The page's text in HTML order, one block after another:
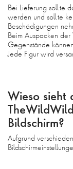
Bei Lieferung sollte
werden und sollte
Beschädigungen
Beim Auspacken
Gegenstände
Jede Figur wird
Wieso sieht
Bildschirm?
Aufgrund